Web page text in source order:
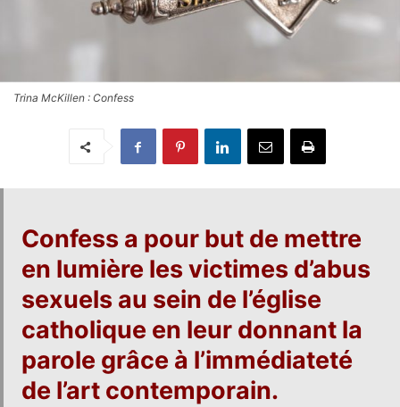
Trina McKillen : Confess
Confess a pour but de mettre
en lumière les victimes d’abus
sexuels au sein de l’église
catholique en leur donnant la
parole grâce à l’immédiateté
de l’art contemporain.